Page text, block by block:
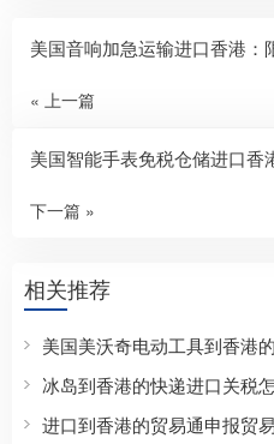
美国音响加急运输进口香港：
« 上一篇
美国智能手表免税仓储进口
下一篇 »
相关推荐
美国美沃奇电动工具到香港
冰岛到香港的快递进口关税
进口到香港的贸易通申报贸